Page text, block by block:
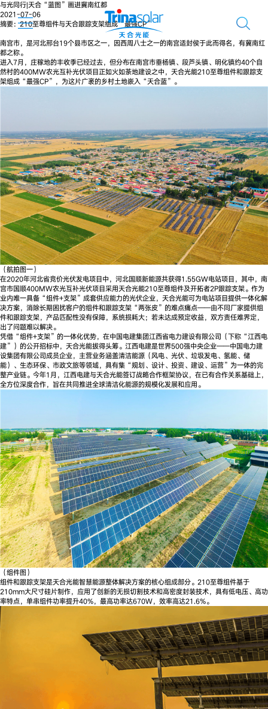
与光同行|天合“蓝图”画进冀南红都
2021-07-06
摘要：210至尊组件与天合跟踪支架组成“最强CP”
南宫市，是河北邢台19个县市区之一，因西周八士之一的南宫适封侯于此而得名，有冀南红
都之称。
进入7月，庄稼地的丰收季已经过去，但分布在南宫市垂杨镇、段芦头镇、明化镇约40个自
然村的400MW农光互补光伏项目正如火如荼地建设之中，天合光能210至尊组件和跟踪支
架组成“最强CP”，为这片广袤的乡村土地嵌入“天合蓝”。
（航拍图一）
在2020年河北省竞价光伏发电项目中，河北国顺新能源共获得1.55GW电站项目，其中，南
宫市国顺400MW农光互补光伏项目采用天合光能210至尊组件及开拓者2P跟踪支架。作为
业内唯一具备“组件+支架”成套供应能力的光伏企业，天合光能可为电站项目提供一体化解
决方案，消除长期困扰客户的组件和跟踪支架“两张皮”的难点痛点——由不同厂家提供组
件和跟踪支架，产品匹配性没有保障，系统损耗大；若未达成预定收益，双方责任难界定，
出了问题难以解决。
凭借“组件+支架”的一体化优势，在中国电建集团江西省电力建设有限公司（下称“江西电
建”）的公开招标中，天合光能拔得头筹。江西电建是世界500强中央企业——中国电力建
设集团有限公司成员企业，主营业务涵盖清洁能源（风电、光伏、垃圾发电、氢能、储
能）、生态环保、市政文旅等领域，具有集“规划、设计、投资、建设、运营”为一体的完
整产业链。今年1月，江西电建与天合光能签订战略合作框架协议，在已有合作关系基础上，
全方位深度合作，旨在共同推进全球清洁化能源的规模化发展和应用。
（组件图）
组件和跟踪支架是天合光能智慧能源整体解决方案的核心组成部分。210至尊组件基于
210mm大尺寸硅片制作，应用了创新的无损切割技术和高密度封装技术，具有低电压、高功
率特点，单串组件功率提升40%，最高功率达670W，效率高达21.6%。